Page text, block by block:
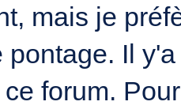
mais je
pontage. Il
forum.